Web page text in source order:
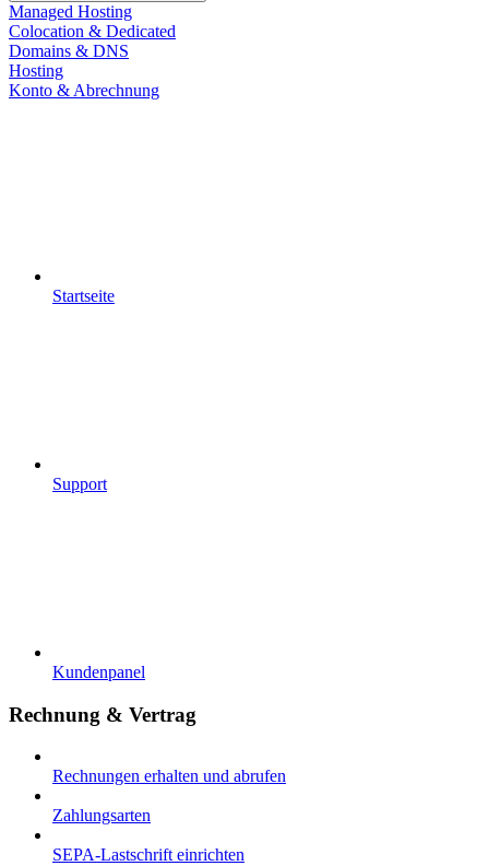
Managed Hosting
Colocation & Dedicated
Domains & DNS
Hosting
Konto & Abrechnung
Startseite
Support
Kundenpanel
Rechnung & Vertrag
Rechnungen erhalten und abrufen
Zahlungsarten
SEPA-Lastschrift einrichten